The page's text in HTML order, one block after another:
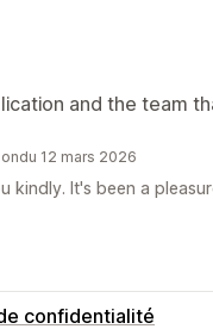
and the team
12 mars 2026
kindly. It's been a
confidentialité